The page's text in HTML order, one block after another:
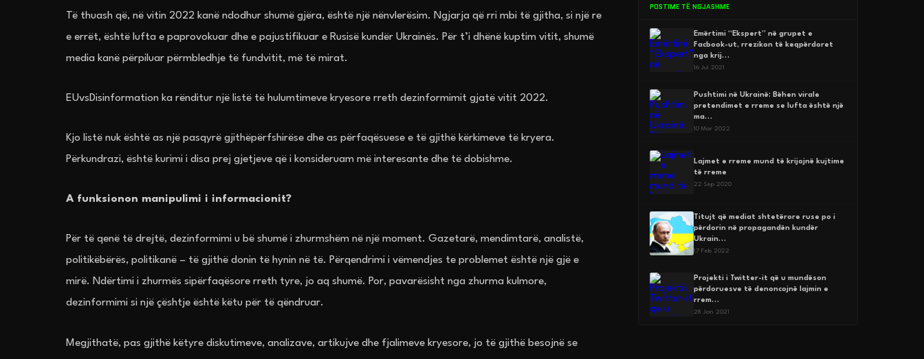
Të thuash që, në vitin 2022 kanë ndodhur shumë gjëra, është një nënvlerësim. Ngjarja që rri mbi të gjitha, si një re
e errët, është lufta e paprovokuar dhe e pajustifikuar e Rusisë kundër Ukrainës. Për t’i dhënë kuptim vitit, shumë
media kanë përpiluar përmbledhje të fundvitit, më të mirat.
EUvsDisinformation ka rënditur një listë të hulumtimeve kryesore rreth dezinformimit gjatë vitit 2022.
Kjo listë nuk është as një pasqyrë gjithëpërfshirëse dhe as përfaqësuese e të gjithë kërkimeve të kryera.
Përkundrazi, është kurimi i disa prej gjetjeve që i konsideruam më interesante dhe të dobishme.
A funksionon manipulimi i informacionit?
Për të qenë të drejtë, dezinformimi u bë shumë i zhurmshëm në një moment. Gazetarë, mendimtarë, analistë,
politikëbërës, politikanë – të gjithë donin të hynin në të. Përqendrimi i vëmendjes te problemet është një gjë e
mirë. Ndërtimi i zhurmës sipërfaqësore rreth tyre, jo aq shumë. Por, pavarësisht nga zhurma kulmore,
dezinformimi si një çështje është këtu për të qëndruar.
Megjithatë, pas gjithë këtyre diskutimeve, analizave, artikujve dhe fjalimeve kryesore, jo të gjithë besojnë se
POSTIME TË NGJASHME
Emërtimi “Ekspert” në grupet e
Facbook-ut, rrezikon të keqpërdoret
nga krij…
16 Jul 2021
Pushtimi në Ukrainë: Bëhen virale
pretendimet e rreme se lufta është një
ma…
10 Mar 2022
Lajmet e rreme mund të krijojnë kujtime
të rreme
22 Sep 2020
Titujt që mediat shtetërore ruse po i
përdorin në propagandën kundër
Ukrain…
17 Feb 2022
Projekti i Twitter-it që u mundëson
përdoruesve të denoncojnë lajmin e
rrem…
28 Jan 2021